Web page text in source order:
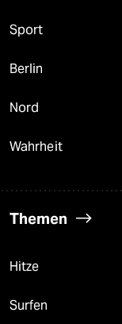
Sport
Berlin
Nord
Wahrheit
Themen
Hitze
Surfen